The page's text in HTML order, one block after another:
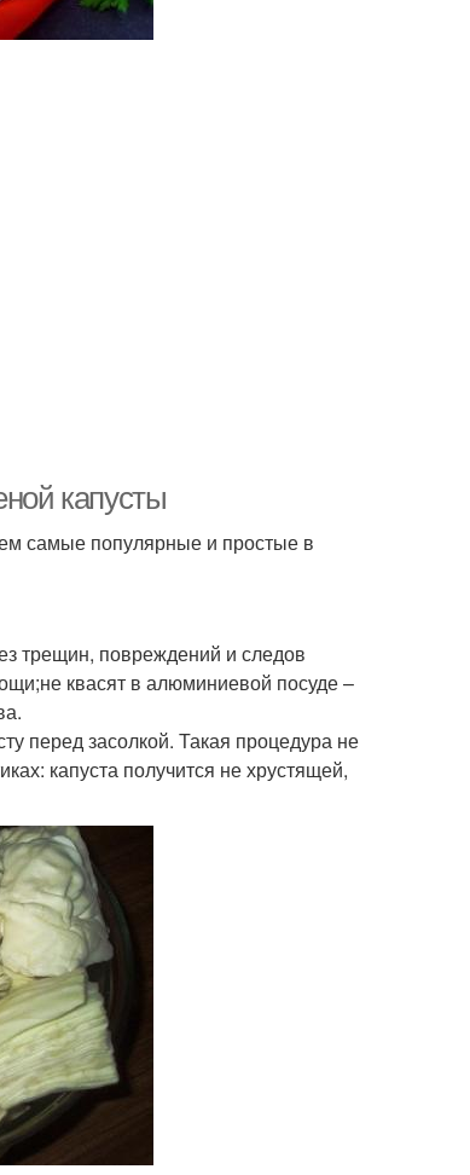
капусты
самые популярные и простые в
трещин, повреждений и следов
квасят в алюминиевой посуде –
перед засолкой. Такая процедура не
капуста получится не хрустящей,